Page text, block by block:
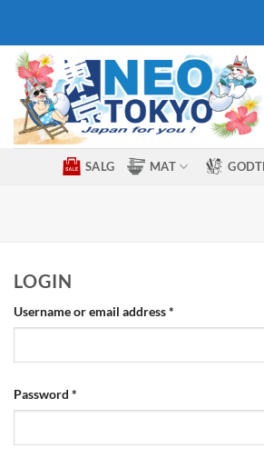
content
SALG MAT
LOGIN
Username or email address*
Password *